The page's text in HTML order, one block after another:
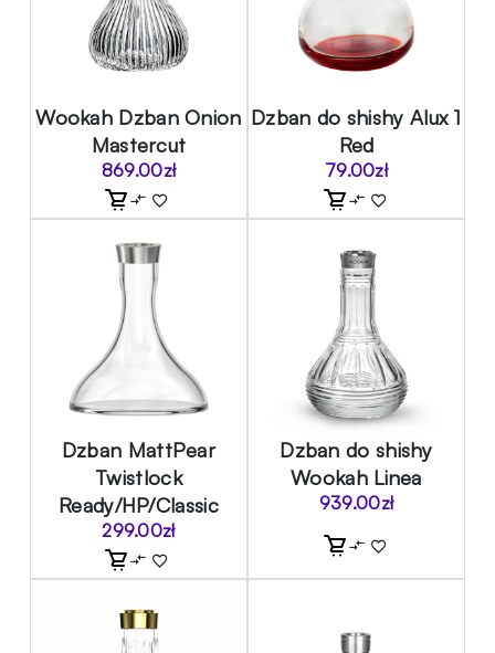
Wookah Dzban Onion
Mastercut
869.00zł
Dzban do shishy Alux 1
Red
79.00zł
Dzban MattPear
Twistlock
Ready/HP/Classic
299.00zł
Dzban do shishy
Wookah Linea
939.00zł